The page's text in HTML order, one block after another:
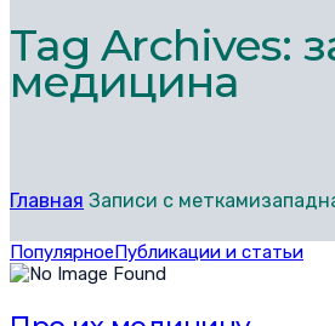
Tag Archives:
медицина
Главная Записи с
Популярное Публикации и статьи